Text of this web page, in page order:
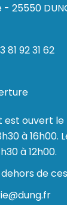
- 25550
81 92 31 62
ouvert le
à 16h00.
à 12h00.
de